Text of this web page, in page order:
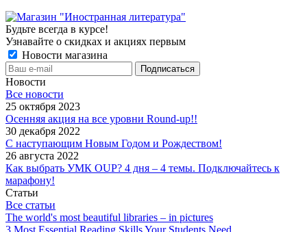
Будьте всегда в курсе!
Узнавайте о скидках и акциях первым
Новости магазина
Новости
Все новости
25 октября 2023
Осенняя акция на все уровни Round-up!!
30 декабря 2022
С наступающим Новым Годом и Рождеством!
26 августа 2022
Как выбрать УМК OUP? 4 дня – 4 темы. Подключайтесь к
марафону!
Статьи
Все статьи
The world's most beautiful libraries – in pictures
3 Most Essential Reading Skills Your Students Need